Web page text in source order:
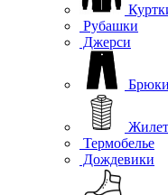
Рубашки
Джерси
Брюки
Термобелье
Дождевики